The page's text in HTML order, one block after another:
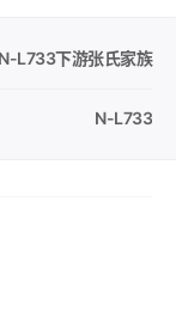
N-L733下游张氏家族
N-L733